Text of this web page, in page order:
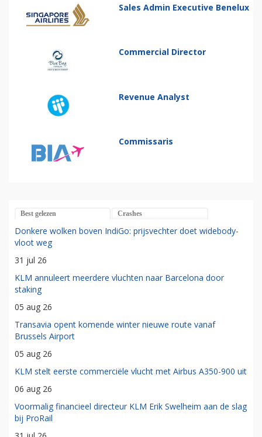
Sales Admin Executive Benelux
Commercial Director
Revenue Analyst
Commissaris
Best gelezen Crashes
Donkere wolken boven IndiGo: prijsvechter doet widebody-
vloot weg
31 jul 26
KLM annuleert meerdere vluchten naar Barcelona door
staking
05 aug 26
Transavia opent komende winter nieuwe route vanaf
Brussels Airport
05 aug 26
KLM stelt eerste commerciële vlucht met Airbus A350-900 uit
06 aug 26
Voormalig financieel directeur KLM Erik Swelheim aan de slag
bij ProRail